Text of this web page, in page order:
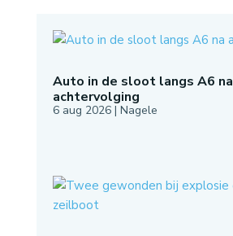
Auto in de sloot langs A6 na
achtervolging
6 aug 2026| Nagele